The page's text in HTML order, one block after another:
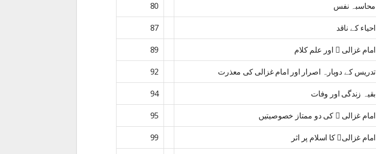
محاسبہ نفس 80
احیاء کے ناقد 87
امام غزالی  اور علم کلام 89
تدریس کے دوبارہ اصرار اور امام غزالی کی معذرت 92
بقیہ زندگی اور وفات 94
امام غزالی  کی دو ممتاز خصوصیتیں 95
امام غزالی کا اسلام پر اثر 99